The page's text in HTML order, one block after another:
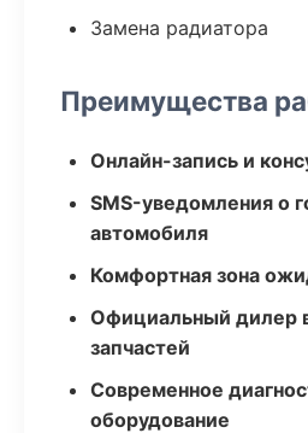
Замена радиатора
Преимущества
Онлайн-запись и
SMS-уведомления о
автомобиля
Комфортная зона
Официальный дилер
запчастей
Современное
оборудование